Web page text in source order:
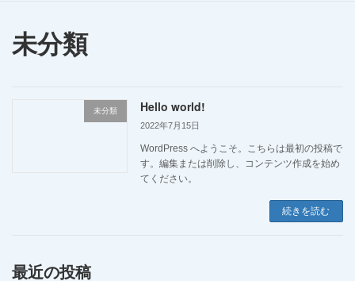
未分類
未分類 Hello world!
2022年7月15日
WordPress へようこそ。こちらは最初の投稿で
す。編集または削除し、コンテンツ作成を始め
てください。
続きを読む
最近の投稿